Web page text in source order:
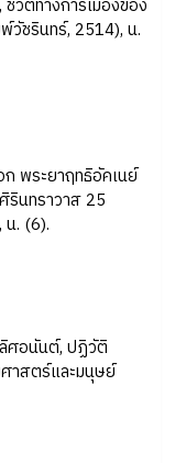
วิตทางการเมืองของ
วัชรินทร์, 2514), น.
พระยาฤทธิอัคเนย์
นทราวาส 25
. (6).
ศอนันต์, ปฏิวัติ
าสตร์และมนุษย์